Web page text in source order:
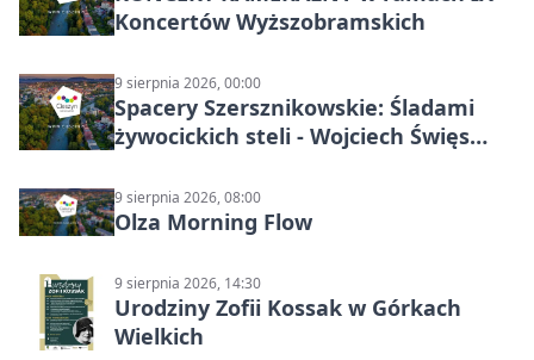
Koncertów Wyższobramskich
9 sierpnia 2026, 00:00
Spacery Szersznikowskie: Śladami
żywocickich steli - Wojciech Święs
9 sierpnia 2026, 08:00
Olza Morning Flow
9 sierpnia 2026, 14:30
Urodziny Zofii Kossak w Górkach
Wielkich